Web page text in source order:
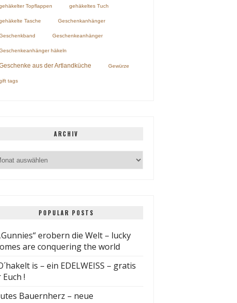
Topflappen gehäkeltes Tuch
Tasche Geschenkanhänger
Geschenkeanhänger
häkeln
aus der Artlandküche Gewürze
tags
ARCHIV
POPULAR POSTS
erobern die Welt – lucky
are conquering the world
is – ein EDELWEISS – gratis
!
Bauernherz – neue